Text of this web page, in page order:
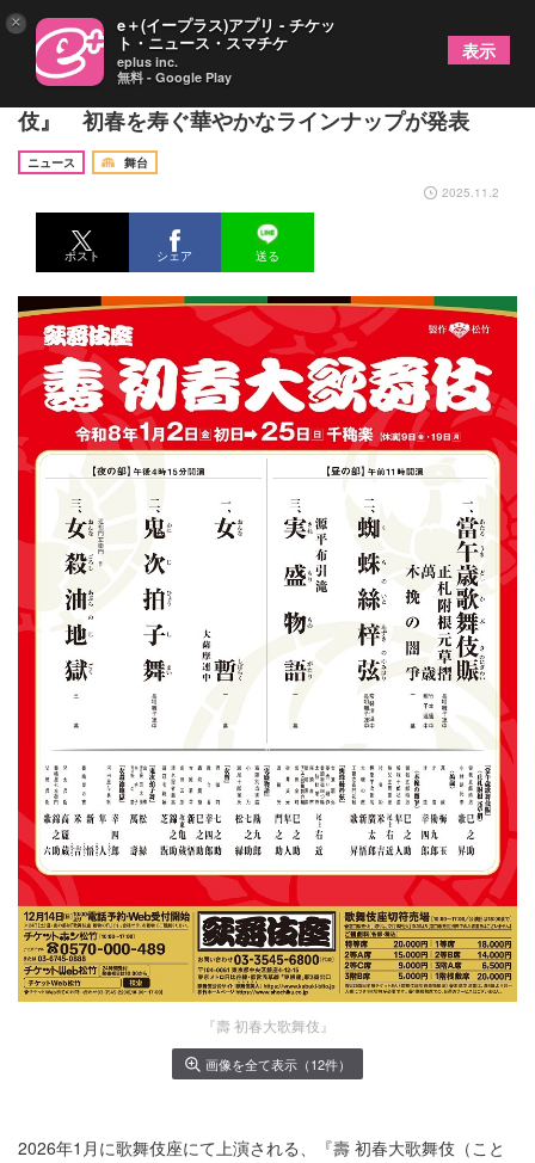
26年1月に歌舞伎座にて上演の『壽 初春大歌舞
伎』 初春を寿ぐ華やかなラインナップが発表
ニュース
舞台
2025.11.2
ポスト シェア 送る
『壽 初春大歌舞伎』
画像を全て表示（12件）
2026年1月に歌舞伎座にて上演される、『壽 初春大歌舞伎（こと
× e＋(イープラス)アプリ - チケッ
ト・ニュース・スマチケ
eplus inc.
無料 - Google Play
表示